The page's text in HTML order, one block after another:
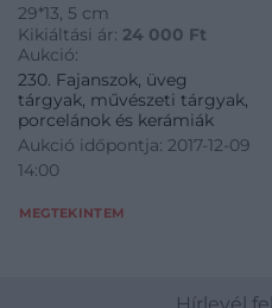
29*13, 5 cm
Kikiáltási ár: 24 000 Ft
Aukció:
230. Fajanszok, üveg
tárgyak, művészeti tárgyak,
porcelánok és kerámiák
Aukció időpontja: 2017-12-09
14:00
MEGTEKINTEM
Hírlevél